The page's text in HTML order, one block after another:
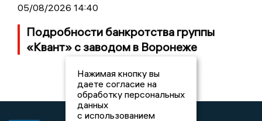
05/08/2026 14:40
Подробности банкротства группы
«Квант» с заводом в Воронеже
Нажимая кнопку вы
даете согласие на
обработку персональных
данных
с использованием